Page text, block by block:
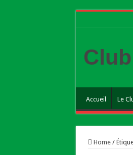
Accueil Le
Home /